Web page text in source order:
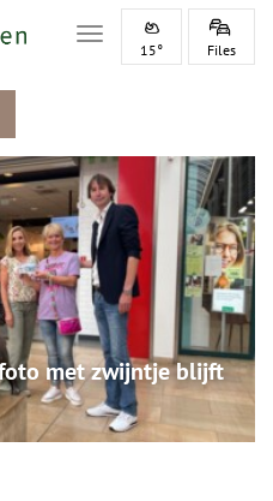
Toggle navigation
15° Files
met zwijntje blijft